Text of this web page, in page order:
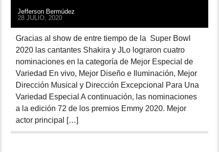
Jefferson Bermúdez
28 JULIO, 2020
Gracias al show de entre tiempo de la Super Bowl
2020 las cantantes Shakira y JLo lograron cuatro
nominaciones en la categoría de Mejor Especial de
Variedad En vivo, Mejor Diseño e Iluminación, Mejor
Dirección Musical y Dirección Excepcional Para Una
Variedad Especial A continuación, las nominaciones
a la edición 72 de los premios Emmy 2020. Mejor
actor principal […]